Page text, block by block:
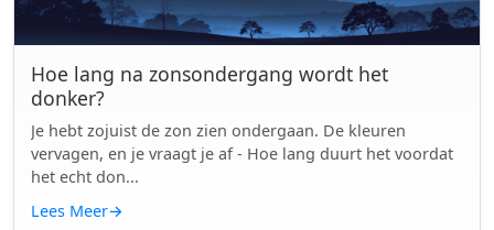
Hoe lang na zonsondergang wordt het
donker?
Je hebt zojuist de zon zien ondergaan. De kleuren
vervagen, en je vraagt je af - Hoe lang duurt het voordat
het echt don...
Lees Meer→